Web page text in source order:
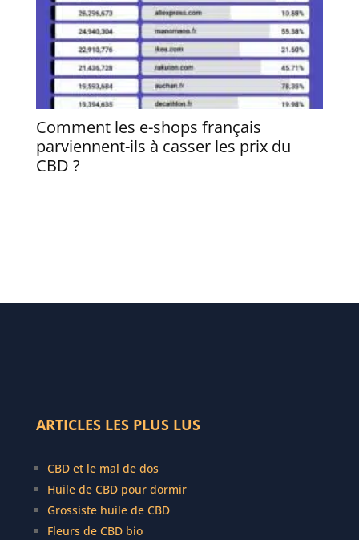
Comment les e-shops français
parviennent-ils à casser les prix du
CBD ?
ARTICLES LES PLUS LUS
CBD et le mal de dos
Huile de CBD pour dormir
Grossiste huile de CBD
Fleurs de CBD bio